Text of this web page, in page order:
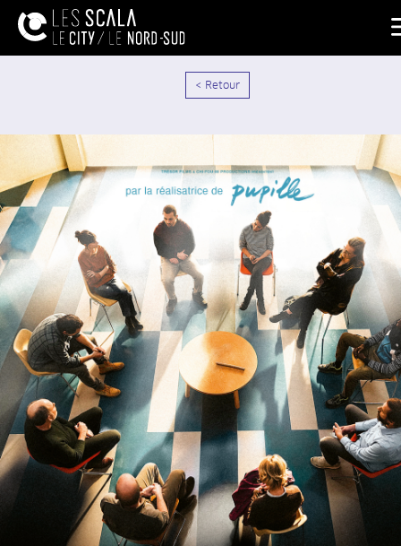
< Retour